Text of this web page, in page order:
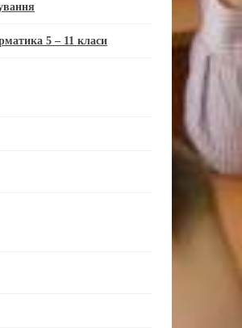
5 – 11 класи